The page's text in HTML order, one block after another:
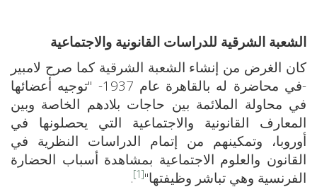
الشعبة الشرقية للدراسات القانونية والاجتماعية
كان الغرض من إنشاء الشعبة الشرقية كما صرح لامبير
-في محاضرة له بالقاهرة عام 1937- "توجيه أعضائها
في محاولة الملائمة بين حاجات بلادهم الخاصة وبين
المعارف القانونية والاجتماعية التي يحصلونها في
أوروبا، وتمكينهم من إتمام الدراسات النظرية في
القانون والعلوم الاجتماعية بمشاهدة أسباب الحضارة
الفرنسية وهي تباشر وظيفتها"[1]
.